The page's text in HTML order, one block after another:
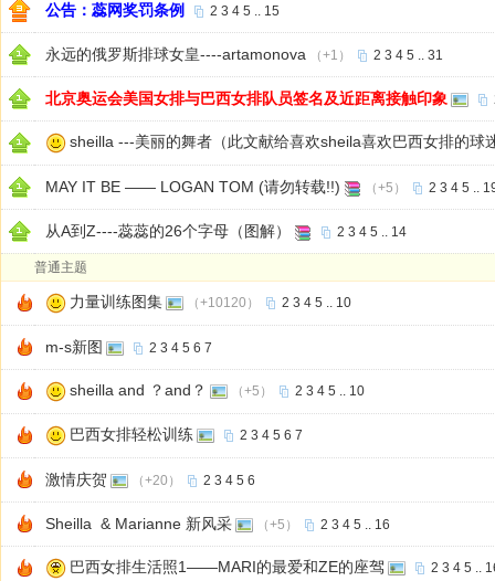
公告：蕊网奖罚条例 2 3 4 5 .. 15
永远的俄罗斯排球女皇----artamonova （+1） 2 3 4 5 .. 31
北京奥运会美国女排与巴西女排队员签名及近距离接触印象
sheilla ---美丽的舞者（此文献给喜欢sheila喜欢巴西女排的球
MAY IT BE ―― LOGAN TOM (请勿转载!!) （+5） 2 3 4 5 ..
从A到Z----蕊蕊的26个字母（图解） 2 3 4 5 .. 14
普通主题
力量训练图集 （+10120） 2 3 4 5 .. 10
m-s新图 2 3 4 5 6 7
sheilla and ？and？ （+5） 2 3 4 5 .. 10
巴西女排轻松训练 2 3 4 5 6 7
激情庆贺 （+20） 2 3 4 5 6
Sheilla & Marianne 新风采 （+5） 2 3 4 5 .. 16
巴西女排生活照1——MARI的最爱和ZE的座驾 2 3 4 5 ..